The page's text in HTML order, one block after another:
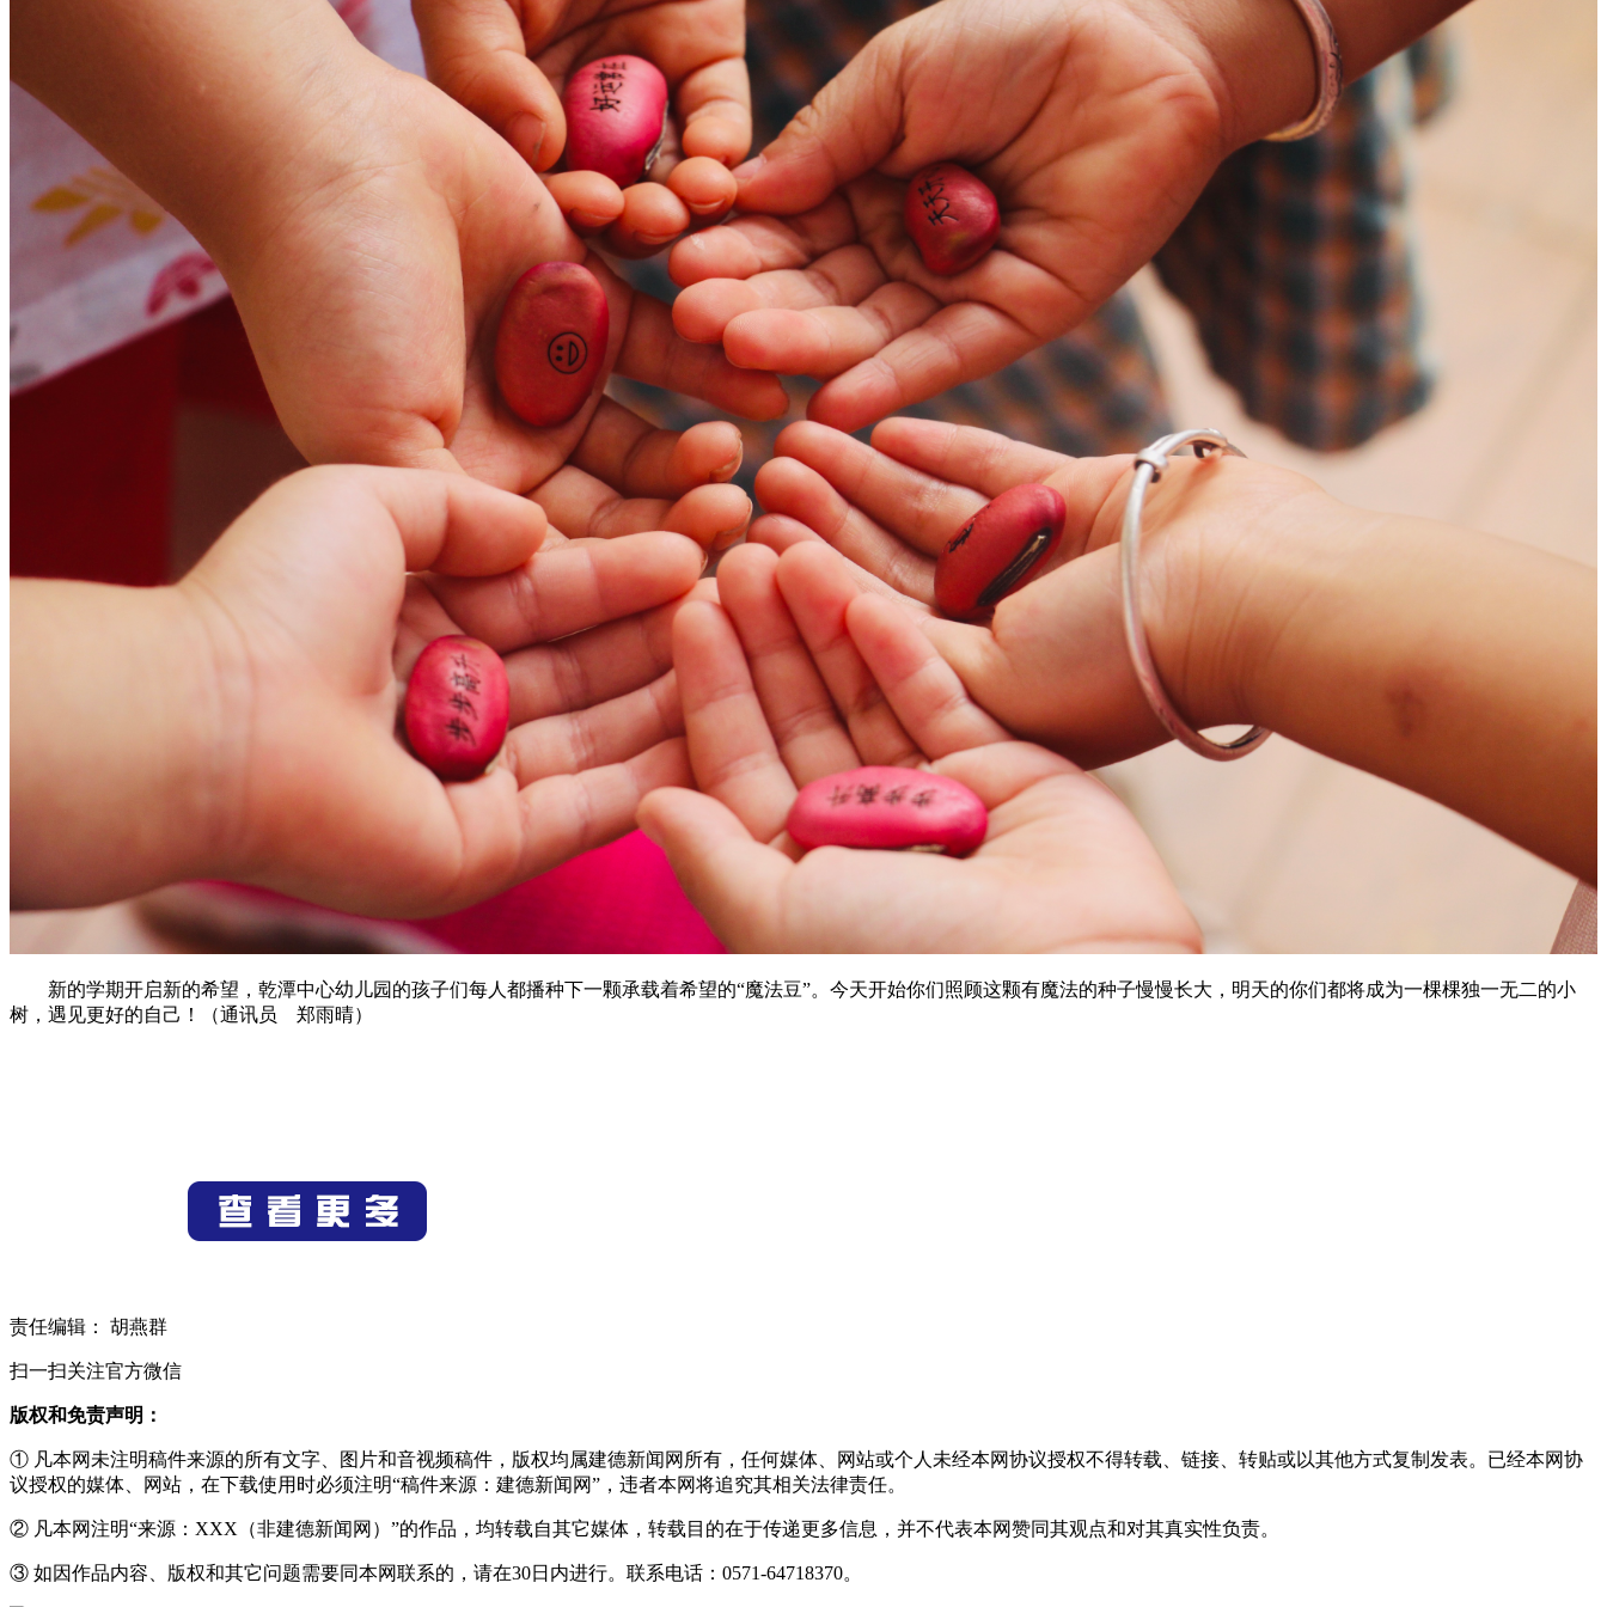
新的学期开启新的希望，乾潭中心幼儿园的孩子们每人都播种下一颗承载着希望的“魔法豆”。今天开始你们照顾这颗有魔法的种子慢慢长大，明天的你们都将成为一棵棵独一无二的小
树，遇见更好的自己！（通讯员 郑雨晴）
责任编辑： 胡燕群
扫一扫关注官方微信
版权和免责声明：
① 凡本网未注明稿件来源的所有文字、图片和音视频稿件，版权均属建德新闻网所有，任何媒体、网站或个人未经本网协议授权不得转载、链接、转贴或以其他方式复制发表。已经本网协
议授权的媒体、网站，在下载使用时必须注明“稿件来源：建德新闻网”，违者本网将追究其相关法律责任。
② 凡本网注明“来源：XXX（非建德新闻网）”的作品，均转载自其它媒体，转载目的在于传递更多信息，并不代表本网赞同其观点和对其真实性负责。
③ 如因作品内容、版权和其它问题需要同本网联系的，请在30日内进行。联系电话：0571-64718370。